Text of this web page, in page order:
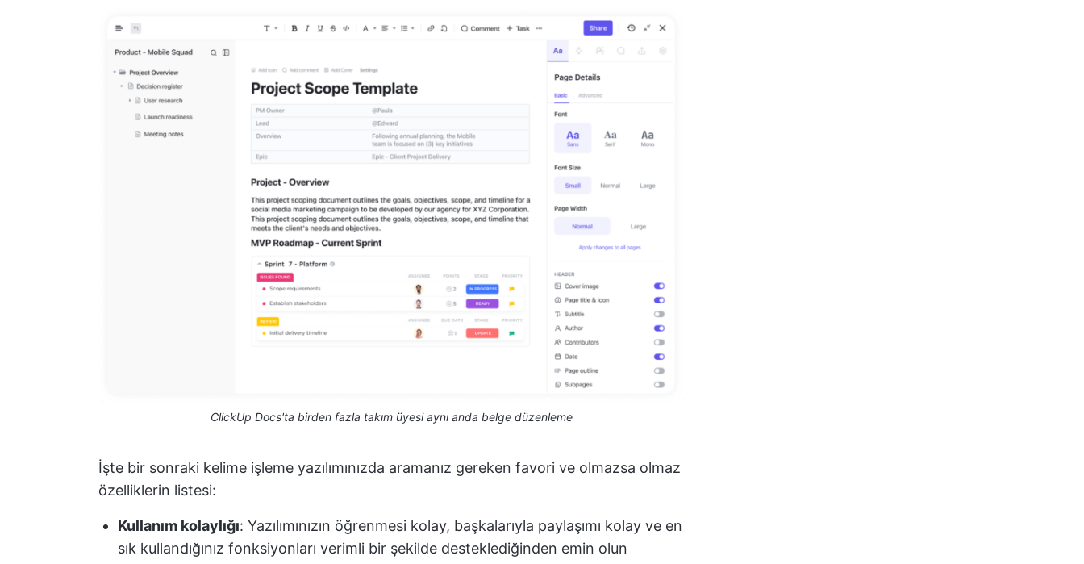
ClickUp Docs'ta birden fazla takım üyesi aynı anda belge düzenleme
İşte bir sonraki kelime işleme yazılımınızda aramanız gereken favori ve olmazsa olmaz
özelliklerin listesi:
Kullanım kolaylığı: Yazılımınızın öğrenmesi kolay, başkalarıyla paylaşımı kolay ve en
sık kullandığınız fonksiyonları verimli bir şekilde desteklediğinden emin olun